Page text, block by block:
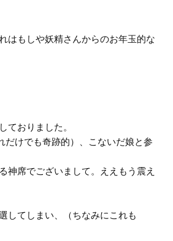
はもしや妖精さんからのお年玉的な
ておりました。
だけでも奇跡的）、こないだ娘と参
神席でございまして。ええもう震え
してしまい、（ちなみにこれも